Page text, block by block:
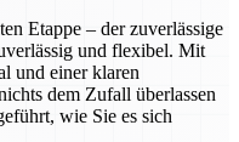
Etappe – der zuverlässige
und flexibel. Mit
und einer klaren
dem Zufall überlassen
wie Sie es sich